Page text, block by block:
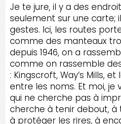
Je te jure, il y a des
seulement sur une carte;
gestes. Ici, les routes
comme des manteaux
depuis 1946, on a
comme on rassemble
: Kingscroft, Way’s Mills,
entre les noms. Et moi, je
qui ne cherche pas à
cherche à tenir debout, à
à protéger les rires, à